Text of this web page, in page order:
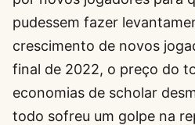
pudessem fazer
crescimento de novos
final de 2022, o preço do
economias de scholar
todo sofreu um golpe na